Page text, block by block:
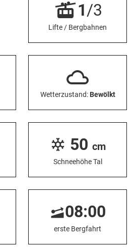
1/3
Lifte / Bergbahnen
Wetterzustand: Bewölkt
50 cm
Schneehöhe Tal
08:00
erste Bergfahrt